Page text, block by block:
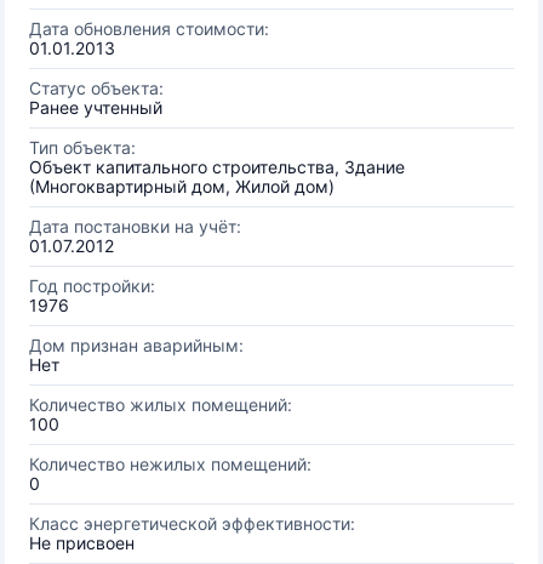
Дата обновления стоимости:
01.01.2013
Статус объекта:
Ранее учтенный
Тип объекта:
Объект капитального строительства, Здание
(Многоквартирный дом, Жилой дом)
Дата постановки на учёт:
01.07.2012
Год постройки:
1976
Дом признан аварийным:
Нет
Количество жилых помещений:
100
Количество нежилых помещений:
0
Класс энергетической эффективности:
Не присвоен